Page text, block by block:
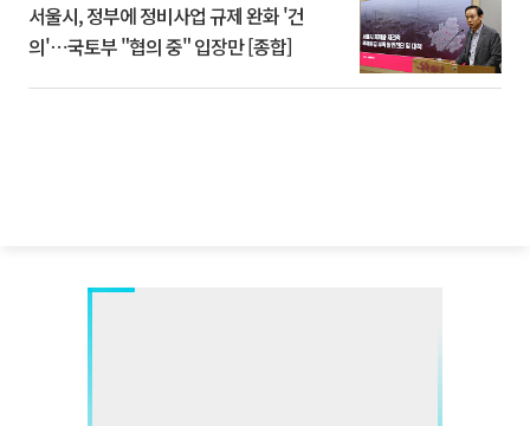
서울시, 정부에 정비사업 규제 완화 '건
의'⋯국토부 "협의 중" 입장만 [종합]